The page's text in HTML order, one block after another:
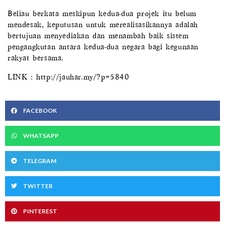
Beliau berkata meskipun kedua-dua projek itu belum
mendesak, keputusan untuk merealisasikannya adalah
bertujuan menyediakan dan menambah baik sistem
pengangkutan antara kedua-dua negara bagi kegunaan
rakyat bersama.
LINK : http://jauhar.my/?p=5840
FACEBOOK
WHATSAPP
TELEGRAM
TWITTER
PINTEREST